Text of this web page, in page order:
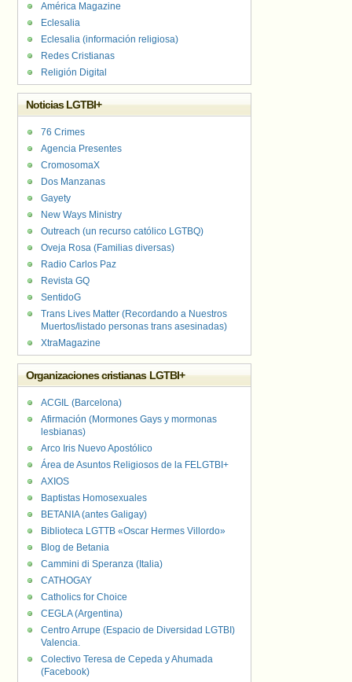
América Magazine
Eclesalia
Eclesalia (información religiosa)
Redes Cristianas
Religión Digital
Noticias LGTBI+
76 Crimes
Agencia Presentes
CromosomaX
Dos Manzanas
Gayety
New Ways Ministry
Outreach (un recurso católico LGTBQ)
Oveja Rosa (Familias diversas)
Radio Carlos Paz
Revista GQ
SentidoG
Trans Lives Matter (Recordando a Nuestros
Muertos/listado personas trans asesinadas)
XtraMagazine
Organizaciones cristianas LGTBI+
ACGIL (Barcelona)
Afirmación (Mormones Gays y mormonas
lesbianas)
Arco Iris Nuevo Apostólico
Área de Asuntos Religiosos de la FELGTBI+
AXIOS
Baptistas Homosexuales
BETANIA (antes Galigay)
Biblioteca LGTTB «Oscar Hermes Villordo»
Blog de Betania
Cammini di Speranza (Italia)
CATHOGAY
Catholics for Choice
CEGLA (Argentina)
Centro Arrupe (Espacio de Diversidad LGTBI)
Valencia.
Colectivo Teresa de Cepeda y Ahumada
(Facebook)